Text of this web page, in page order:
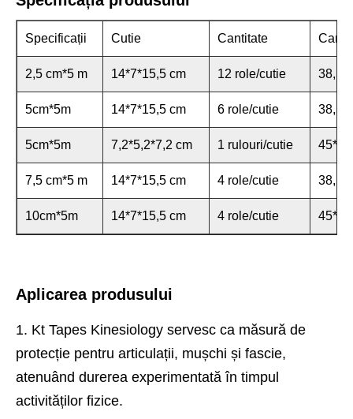
Specificații Cutie Cantitate
2,5 cm*5 m 14*7*15,5 cm 12 role/cutie
5cm*5m 14*7*15,5 cm 6 role/cutie
5cm*5m 7,2*5,2*7,2 cm 1 rulouri/cutie
7,5 cm*5 m 14*7*15,5 cm 4 role/cutie
10cm*5m 14*7*15,5 cm 4 role/cutie
Aplicarea produsului
1. Kt Tapes Kinesiology servesc ca măsură de
protecție pentru articulații, mușchi și fascie,
atenuând durerea experimentată în timpul
activităților fizice.